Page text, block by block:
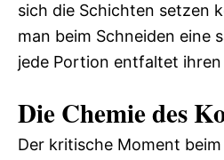
sich die Schichten setzen
man beim Schneiden eine
jede Portion entfaltet
Die Chemie des
Der kritische Moment